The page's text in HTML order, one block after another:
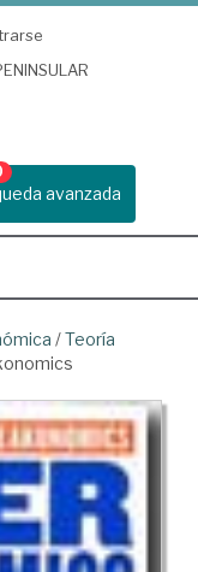
avanzada
/Teoría